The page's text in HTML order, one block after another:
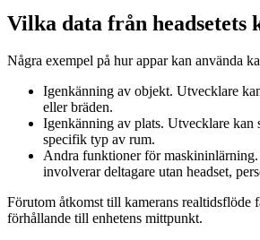
Vilka data från headsetets
Några exempel på hur appar kan använda
Igenkänning av objekt. Utvecklare
eller bräden.
Igenkänning av plats. Utvecklare kan
specifik typ av rum.
Andra funktioner för maskininlärning.
involverar deltagare utan headset,
Förutom åtkomst till kamerans realtidsflöde
förhållande till enhetens mittpunkt.